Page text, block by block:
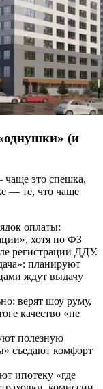
(и
чаще это спешка,
— те, что чаще
оплаты:
хотя по ФЗ
регистрации ДДУ.
планируют
ждут выдачу
верят шоу руму,
качество «не
полезную
съедают комфорт
ипотеку «где